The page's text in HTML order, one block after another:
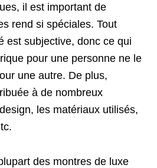
il est important de
rend si spéciales. Tout
est subjective, donc ce qui
pour une personne ne le
une autre. De plus,
à de nombreux
les matériaux utilisés,
des montres de luxe